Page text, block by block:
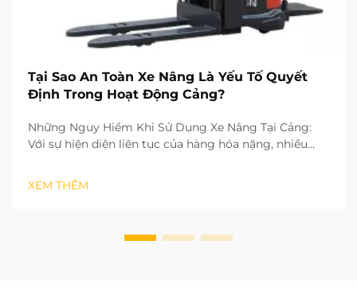
Tại Sao An Toàn Xe Nâng Là Yếu Tố Quyết
Định Trong Hoạt Động Cảng?
Những Nguy Hiểm Khi Sử Dụng Xe Nâng Tại Cảng:
Với sự hiện diện liên tục của hàng hóa nặng, nhiều
trường, việc vận hành xe nâng là nhiệm vụ nguy hiểm
nhất trong tất cả các công việc được thực hiện tại
XEM THÊM